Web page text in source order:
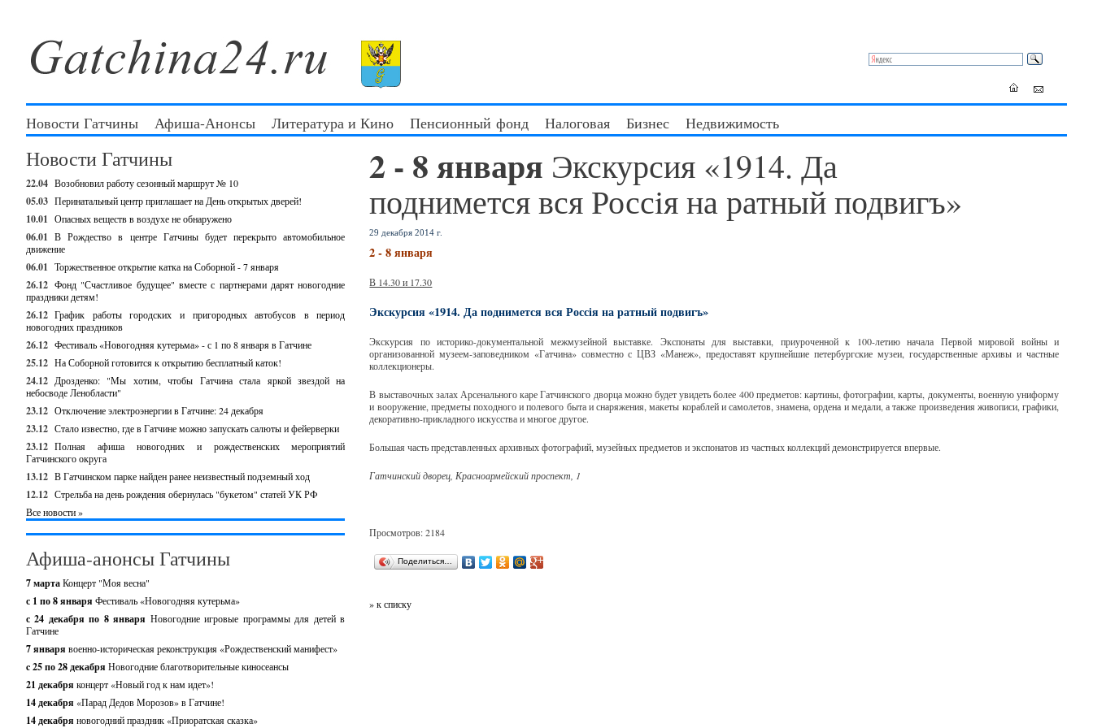
Новости Гатчины Афиша-Анонсы Литература и Кино Пенсионный фонд Налоговая Бизнес Недвижимость
Новости Гатчины
22.04 Возобновил работу сезонный маршрут № 10
05.03 Перинатальный центр приглашает на День открытых дверей!
10.01 Опасных веществ в воздухе не обнаружено
06.01 В Рождество в центре Гатчины будет перекрыто автомобильное
движение
06.01 Торжественное открытие катка на Соборной - 7 января
26.12 Фонд "Счастливое будущее" вместе с партнерами дарят новогодние
праздники детям!
26.12 График работы городских и пригородных автобусов в период
новогодних праздников
26.12 Фестиваль «Новогодняя кутерьма» - с 1 по 8 января в Гатчине
25.12 На Соборной готовится к открытию бесплатный каток!
24.12 Дрозденко: "Мы хотим, чтобы Гатчина стала яркой звездой на
небосводе Ленобласти"
23.12 Отключение электроэнергии в Гатчине: 24 декабря
23.12 Стало известно, где в Гатчине можно запускать салюты и фейерверки
23.12 Полная афиша новогодних и рождественских мероприятий
Гатчинского округа
13.12 В Гатчинском парке найден ранее неизвестный подземный ход
12.12 Стрельба на день рождения обернулась "букетом" статей УК РФ
Все новости »
Афиша-анонсы Гатчины
7 мартаКонцерт "Моя весна"
с 1 по 8 января Фестиваль «Новогодняя кутерьма»
с 24 декабря по 8 января Новогодние игровые программы для детей в
Гатчине
7 января военно-историческая реконструкция «Рождественский манифест»
c 25 по 28 декабря Новогодние благотворительные киносеансы
21 декабря концерт «Новый год к нам идет»!
14 декабря «Парад Дедов Морозов» в Гатчине!
14 декабря новогодний праздник «Приоратская сказка»
2 - 8 января Экскурсия «1914. Да
поднимется вся Россiя на ратный подвигъ»
29 декабря 2014 г.
2 - 8 января
В 14.30 и 17.30
Экскурсия «1914. Да поднимется вся Россiя на ратный подвигъ»
Экскурсия по историко-документальной межмузейной выставке. Экспонаты для выставки, приуроченной к 100-летию начала Первой мировой войны и
организованной музеем-заповедником «Гатчина» совместно с ЦВЗ «Манеж», предоставят крупнейшие петербургские музеи, государственные архивы и частные
коллекционеры.
В выставочных залах Арсенального каре Гатчинского дворца можно будет увидеть более 400 предметов: картины, фотографии, карты, документы, военную униформу
и вооружение, предметы походного и полевого быта и снаряжения, макеты кораблей и самолетов, знамена, ордена и медали, а также произведения живописи, графики,
декоративно-прикладного искусства и многое другое.
Большая часть представленных архивных фотографий, музейных предметов и экспонатов из частных коллекций демонстрируется впервые.
Гатчинский дворец, Красноармейский проспект, 1
Просмотров: 2184
Поделиться…
» к списку